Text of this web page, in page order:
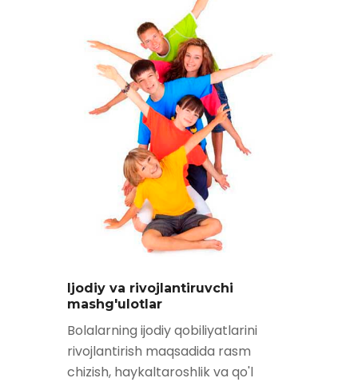
Ijodiy va rivojlantiruvchi
mashg'ulotlar
Bolalarning ijodiy qobiliyatlarini
rivojlantirish maqsadida rasm
chizish, haykaltaroshlik va qo'l